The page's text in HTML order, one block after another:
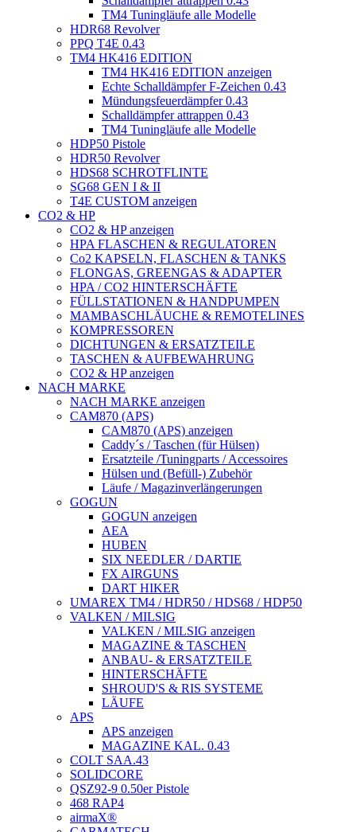
TM4 Tuningläufe alle Modelle
HDR68 Revolver
PPQ T4E 0.43
TM4 HK416 EDITION
TM4 HK416 EDITION anzeigen
Echte Schalldämpfer F-Zeichen 0.43
Mündungsfeuerdämpfer 0.43
Schalldämpfer attrappen 0.43
TM4 Tuningläufe alle Modelle
HDP50 Pistole
HDR50 Revolver
HDS68 SCHROTFLINTE
SG68 GEN I & II
T4E CUSTOM anzeigen
CO2 & HP
CO2 & HP anzeigen
HPA FLASCHEN & REGULATOREN
Co2 KAPSELN, FLASCHEN & TANKS
FLONGAS, GREENGAS & ADAPTER
HPA / CO2 HINTERSCHÄFTE
FÜLLSTATIONEN & HANDPUMPEN
MAMBASCHLÄUCHE & REMOTELINES
KOMPRESSOREN
DICHTUNGEN & ERSATZTEILE
TASCHEN & AUFBEWAHRUNG
CO2 & HP anzeigen
NACH MARKE
NACH MARKE anzeigen
CAM870 (APS)
CAM870 (APS) anzeigen
Caddy´s / Taschen (für Hülsen)
Ersatzteile /Tuningparts / Accessoires
Hülsen und (Befüll-) Zubehör
Läufe / Magazinverlängerungen
GOGUN
GOGUN anzeigen
AEA
HUBEN
SIX NEEDLER / DARTIE
FX AIRGUNS
DART HIKER
UMAREX TM4 / HDR50 / HDS68 / HDP50
VALKEN / MILSIG
VALKEN / MILSIG anzeigen
MAGAZINE & TASCHEN
ANBAU- & ERSATZTEILE
HINTERSCHÄFTE
SHROUD'S & RIS SYSTEME
LÄUFE
APS
APS anzeigen
MAGAZINE KAL. 0.43
COLT SAA.43
SOLIDCORE
QSZ92-9 0.50er Pistole
468 RAP4
airmaX®